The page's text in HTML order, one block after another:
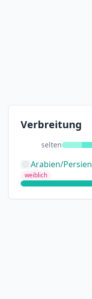
Verbreitung
selten
Arabien/Persien
weiblich